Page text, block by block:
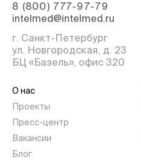
8 (800) 777-97-79
intelmed@intelmed.ru
г. Санкт-Петербург
ул. Новгородская, д. 23
БЦ «Базель», офис 320
О нас
Проекты
Пресс-центр
Вакансии
Блог